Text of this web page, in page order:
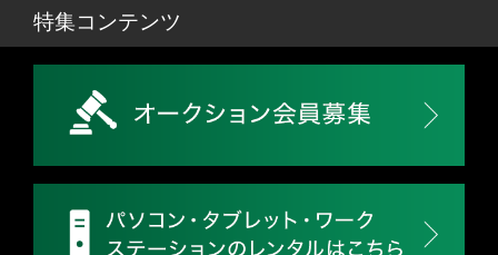
特集コンテンツ